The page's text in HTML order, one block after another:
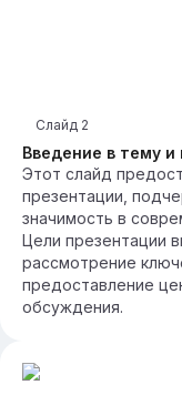
Введение в тему и
Слайд 2
Этот слайд
презентации,
значимость в
Цели презентации
рассмотрение
предоставление
обсуждения.